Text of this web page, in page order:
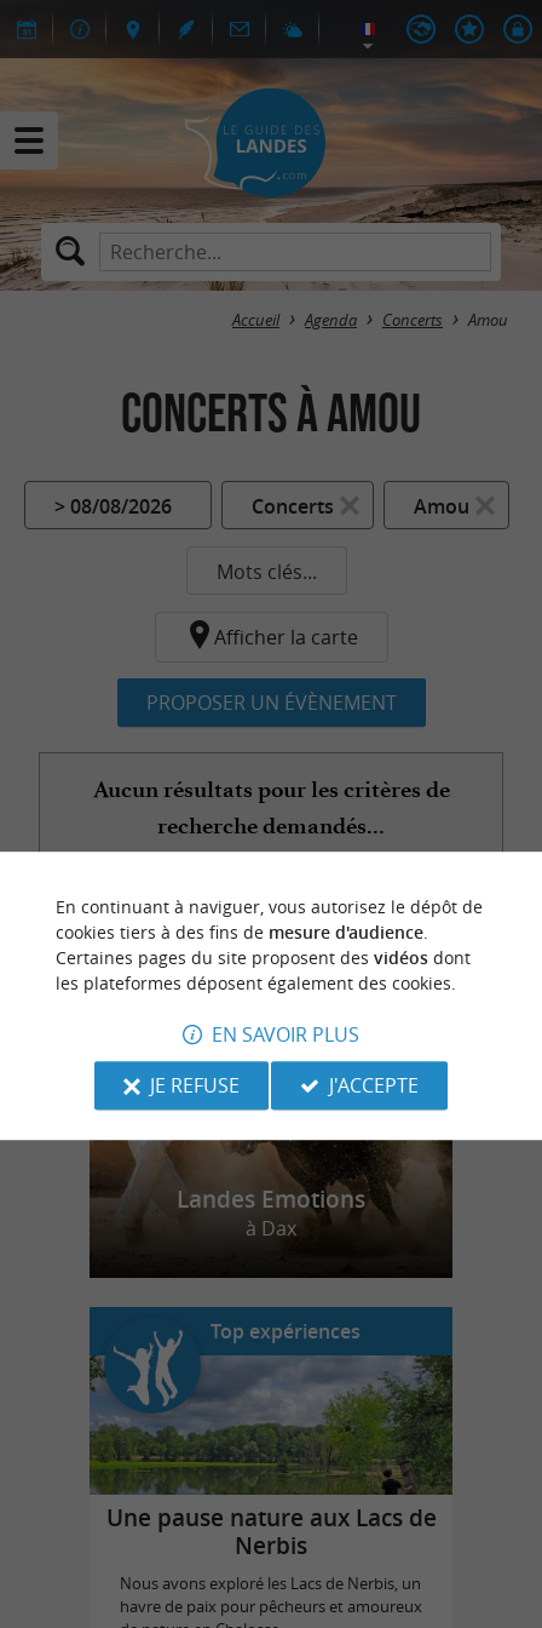
Accueil Agenda Concerts Amou
Concerts à Amou
> 08/08/2026 Concerts Amou
Mots clés...
Afficher la carte
PROPOSER UN ÉVÈNEMENT
Aucun résultats pour les critères de
recherche demandés...
n
o
t
r
e
c
o
u
p
d
e
c
o
e
u
r
Landes Emotions
à Dax
Top expériences
Une pause nature aux Lacs de
Nerbis
Nous avons exploré les Lacs de Nerbis, un
havre de paix pour pêcheurs et amoureux
En continuant à naviguer, vous autorisez le dépôt de
cookies tiers à des fins de mesure d'audience.
Certaines pages du site proposent des vidéosdont
les plateformes déposent également des cookies.
EN SAVOIR PLUS
JE REFUSE
J'ACCEPTE